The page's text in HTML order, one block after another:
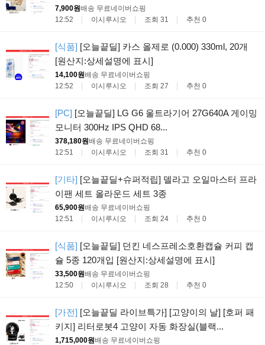
7,900원배송 무료네이버쇼핑
12:52
이시루시오 조회 31 추천 0
[식품] [오늘끝딜] 카스 올제로 (0.000) 330ml, 20개
[원산지:상세설명에 표시]
14,100원배송 무료네이버쇼핑
12:52
이시루시오 조회 27 추천 0
[PC] [오늘끝딜] LG G6 울트라기어 27G640A 게이밍
모니터 300Hz IPS QHD 68...
378,180원배송 무료네이버쇼핑
12:51
이시루시오 조회 31 추천 0
[기타] [오늘끝딜+슈퍼적립] 델라고 오일마스터 프라
이팬 세트 올라운드 세트 3종
65,900원배송 무료네이버쇼핑
12:51
이시루시오 조회 24 추천 0
[식품] [오늘끝딜] 던킨 네스프레소호환캡슐 커피 캡
슐 5종 120개입 [원산지:상세설명에 표시]
33,500원배송 무료네이버쇼핑
12:50
이시루시오 조회 28 추천 0
[가전] [오늘끝딜 라이브특가] [고양이의 날] [호퍼 패
키지] 리터로봇4 고양이 자동 화장실(블랙...
1,715,000원배송 무료네이버쇼핑